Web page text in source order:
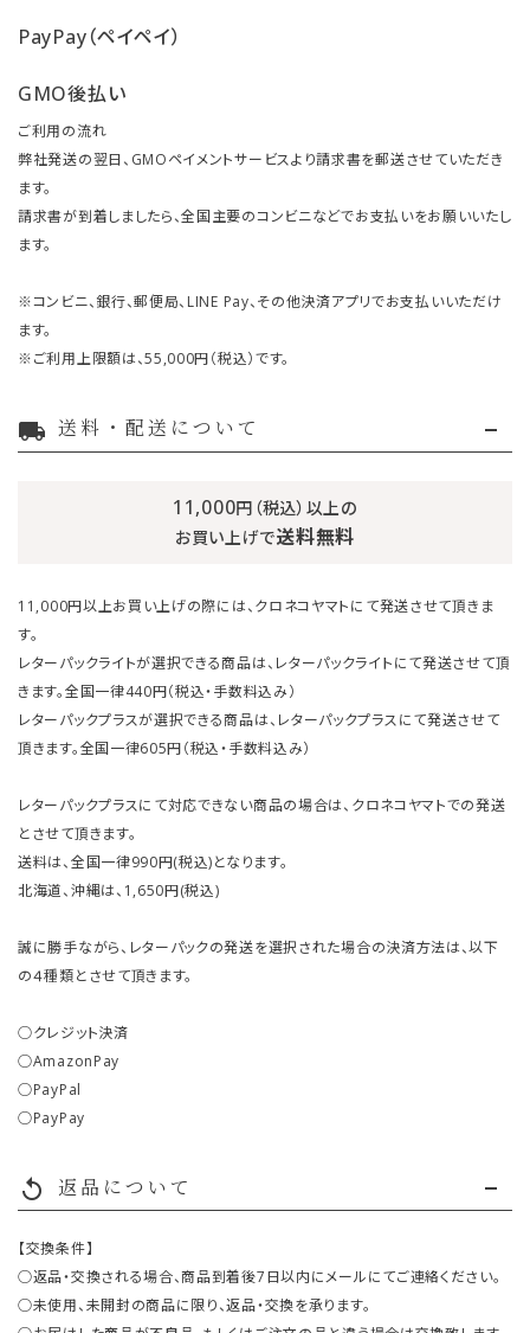
PayPay（ペイペイ）
GMO後払い
ご利用の流れ
弊社発送の翌日、GMOペイメントサービスより請求書を郵送させていただき
ます。
請求書が到着しましたら、全国主要のコンビニなどでお支払いをお願いいたし
ます。
※コンビニ、銀行、郵便局、LINE Pay、その他決済アプリでお支払いいただけ
ます。
※ご利用上限額は、55,000円（税込）です。
local_shipping 送料・配送について
11,000円（税込）以上の
お買い上げで送料無料
11,000円以上お買い上げの際には、クロネコヤマトにて発送させて頂きま
す。
レターパックライトが選択できる商品は、レターパックライトにて発送させて頂
きます。全国一律440円（税込・手数料込み）
レターパックプラスが選択できる商品は、レターパックプラスにて発送させて
頂きます。全国一律605円（税込・手数料込み）
レターパックプラスにて対応できない商品の場合は、クロネコヤマトでの発送
とさせて頂きます。
送料は、全国一律990円(税込)となります。
北海道、沖縄は、1,650円(税込)
誠に勝手ながら、レターパックの発送を選択された場合の決済方法は、以下
の４種類とさせて頂きます。
○クレジット決済
○AmazonPay
○PayPal
○PayPay
replay 返品について
【交換条件】
○返品・交換される場合、商品到着後7日以内にメールにてご連絡ください。
○未使用、未開封の商品に限り、返品・交換を承ります。